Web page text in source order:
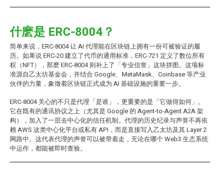
什麽是 ERC-8004？
简单来说，ERC-8004 让 AI 代理能在区块链上拥有一份可被验证的履
历。如果说 ERC-20 建立了代币的通用标准，ERC-721 定义了数位所有
权（NFT），那麽 ERC-8004 则补上了「专业信誉」这块拼图。这项标
准源自乙太坊基金会，并结合 Google、MetaMask、Coinbase 等产业
伙伴的力量，象徵着区块链正式成为 AI 基础设施的重要一步。
ERC-8004 关心的不只是代理「是谁」，更重要的是「它做得如何」。
它在既有的通讯协议之上（尤其是 Google 的 Agent-to-Agent A2A 架
构），加入了一层去中心化的信任机制。代理的历史纪录与声誉不再依
赖 AWS 这类中心化平台或私有 API，而是直接写入乙太坊及其 Layer 2
网路中。这代表代理的声誉可以被带着走，无论在哪个 Web3 生态系统
中运作，都能被即时查验。